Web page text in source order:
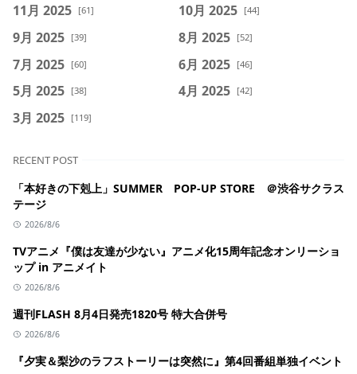
11月 2025 [61] 10月 2025 [44]
9月 2025 [39] 8月 2025 [52]
7月 2025 [60] 6月 2025 [46]
5月 2025 [38] 4月 2025 [42]
3月 2025 [119]
RECENT POST
「本好きの下剋上」SUMMER POP-UP STORE ＠渋谷サクラス
テージ
2026/8/6
TVアニメ『僕は友達が少ない』アニメ化15周年記念オンリーショ
ップ in アニメイト
2026/8/6
週刊FLASH 8月4日発売1820号 特大合併号
2026/8/6
『夕実＆梨沙のラフストーリーは突然に』第4回番組単独イベント